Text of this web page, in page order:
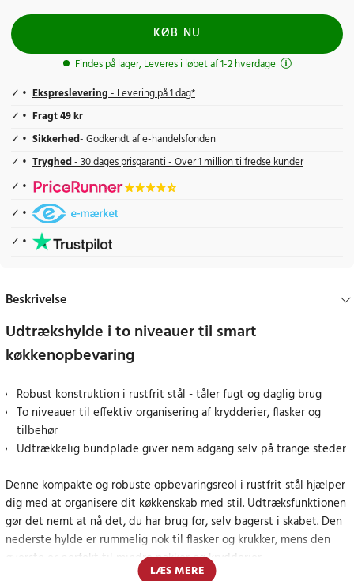
KØB NU
Findes på lager, Leveres i løbet af 1-2 hverdage
Ekspreslevering- Levering på 1 dag*
Fragt 49 kr
Sikkerhed- Godkendt af e-handelsfonden
Tryghed- 30 dages prisgaranti - Over 1 million tilfredse kunder
Beskrivelse
Udtrækshylde i to niveauer til smart
køkkenopbevaring
Robust konstruktion i rustfrit stål - tåler fugt og daglig brug
To niveauer til effektiv organisering af krydderier, flasker og
tilbehør
Udtrækkelig bundplade giver nem adgang selv på trange steder
Denne kompakte og robuste opbevaringsreol i rustfrit stål hjælper
dig med at organisere dit køkkenskab med stil. Udtræksfunktionen
gør det nemt at nå det, du har brug for, selv bagerst i skabet. Den
nederste hylde er rummelig nok til flasker og krukker, mens den
øverste er perfekt til mindre pakker og krydderier.
LÆS MERE